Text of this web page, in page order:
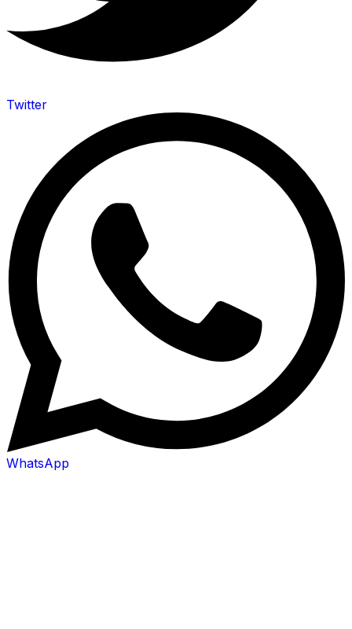
Twitter
WhatsApp